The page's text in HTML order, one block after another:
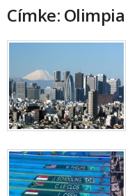
Címke: Olimpia